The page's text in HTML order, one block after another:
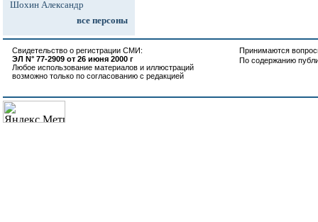
Шохин Александр
все персоны
Свидетельство о регистрации СМИ:
ЭЛ N° 77-2909 от 26 июня 2000 г
Любое использование материалов и иллюстраций
возможно только по согласованию с редакцией
Принимаются
По содержанию